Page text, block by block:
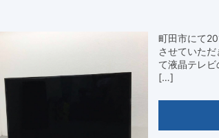
町田市にて
させていた
て液晶テレ
[…]